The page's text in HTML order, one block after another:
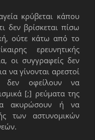
κρύβεται κάπου
δεν βρίσκεται πίσω
ούτε κάτω από το
ερευνητικής
οι συγγραφείς δεν
να γίνονται αρεστοί
δεν οφείλουν να
[;] ρεύματα της
ακυρώσουν ή να
των αστυνομικών